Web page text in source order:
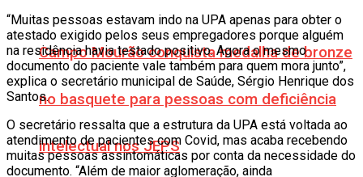
Campo Mourão conquista medalha de bronze
no basquete para pessoas com deficiência
intelectual nos JEPS
“Muitas pessoas estavam indo na UPA apenas para obter o
atestado exigido pelos seus empregadores porque alguém
na residência havia testado positivo. Agora o mesmo
documento do paciente vale também para quem mora junto”,
explica o secretário municipal de Saúde, Sérgio Henrique dos
Santos.
O secretário ressalta que a estrutura da UPA está voltada ao
atendimento de pacientes com Covid, mas acaba recebendo
muitas pessoas assintomáticas por conta da necessidade do
documento. “Além de maior aglomeração, ainda